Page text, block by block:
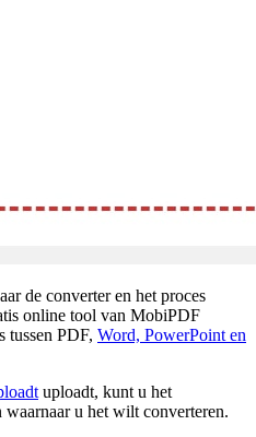
de converter en het proces
online tool van MobiPDF
tussen PDF, Word, PowerPoint en
uploadt, kunt u het
waarnaar u het wilt converteren.